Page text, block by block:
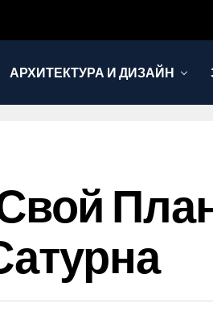
АРХИТЕКТУРА И ДИЗАЙН